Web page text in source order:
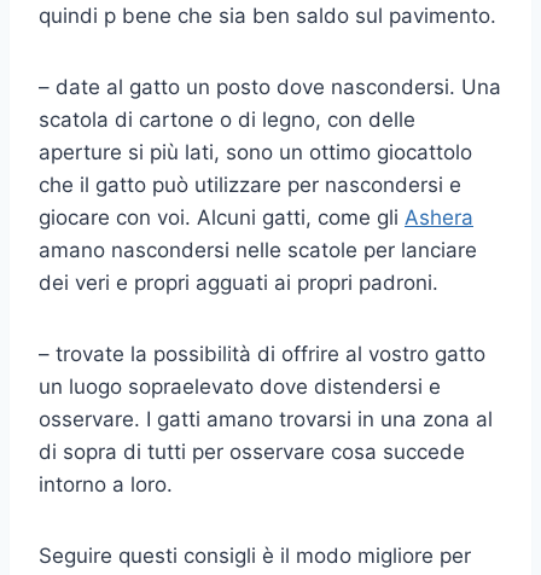
quindi p bene che sia ben saldo sul pavimento.
– date al gatto un posto dove nascondersi. Una
scatola di cartone o di legno, con delle
aperture si più lati, sono un ottimo giocattolo
che il gatto può utilizzare per nascondersi e
giocare con voi. Alcuni gatti, come gli Ashera
amano nascondersi nelle scatole per lanciare
dei veri e propri agguati ai propri padroni.
– trovate la possibilità di offrire al vostro gatto
un luogo sopraelevato dove distendersi e
osservare. I gatti amano trovarsi in una zona al
di sopra di tutti per osservare cosa succede
intorno a loro.
Seguire questi consigli è il modo migliore per